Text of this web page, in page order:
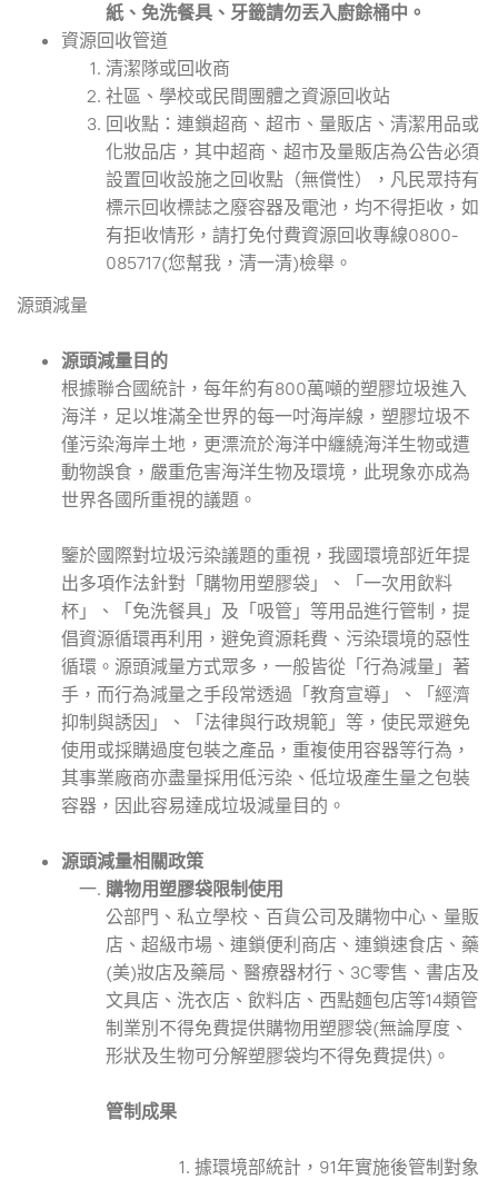
紙、免洗餐具、牙籤請勿丟入廚餘桶中。
資源回收管道
清潔隊或回收商
社區、學校或民間團體之資源回收站
回收點：連鎖超商、超市、量販店、清潔用品或
化妝品店，其中超商、超市及量販店為公告必須
設置回收設施之回收點（無償性），凡民眾持有
標示回收標誌之廢容器及電池，均不得拒收，如
有拒收情形，請打免付費資源回收專線0800-
085717(您幫我，清一清)檢舉。
源頭減量
源頭減量目的
根據聯合國統計，每年約有800萬噸的塑膠垃圾進入
海洋，足以堆滿全世界的每一吋海岸線，塑膠垃圾不
僅污染海岸土地，更漂流於海洋中纏繞海洋生物或遭
動物誤食，嚴重危害海洋生物及環境，此現象亦成為
世界各國所重視的議題。
鑒於國際對垃圾污染議題的重視，我國環境部近年提
出多項作法針對「購物用塑膠袋」、「一次用飲料
杯」、「免洗餐具」及「吸管」等用品進行管制，提
倡資源循環再利用，避免資源耗費、污染環境的惡性
循環。源頭減量方式眾多，一般皆從「行為減量」著
手，而行為減量之手段常透過「教育宣導」、「經濟
抑制與誘因」、「法律與行政規範」等，使民眾避免
使用或採購過度包裝之產品，重複使用容器等行為，
其事業廠商亦盡量採用低污染、低垃圾產生量之包裝
容器，因此容易達成垃圾減量目的。
源頭減量相關政策
購物用塑膠袋限制使用
公部門、私立學校、百貨公司及購物中心、量販
店、超級市場、連鎖便利商店、連鎖速食店、藥
(美)妝店及藥局、醫療器材行、3C零售、書店及
文具店、洗衣店、飲料店、西點麵包店等14類管
制業別不得免費提供購物用塑膠袋(無論厚度、
形狀及生物可分解塑膠袋均不得免費提供)。
管制成果
據環境部統計，91年實施後管制對象